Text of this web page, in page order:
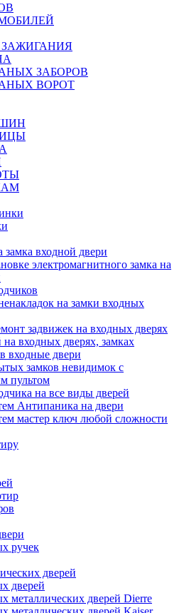
ЗАБОРОВ
ВОРОТ
замка входной двери
электромагнитного замка на
на замки входных
задвижек на входных дверях
входных дверях, замках
входные двери
замков невидимок с
пультом
на все виды дверей
Антипаника на двери
мастер ключ любой сложности
ручек
дверей
дверей
металлических дверей Dierre